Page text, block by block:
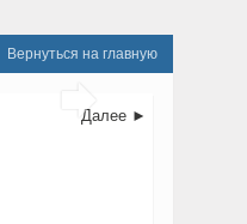
Вернуться на главную

Далее ►